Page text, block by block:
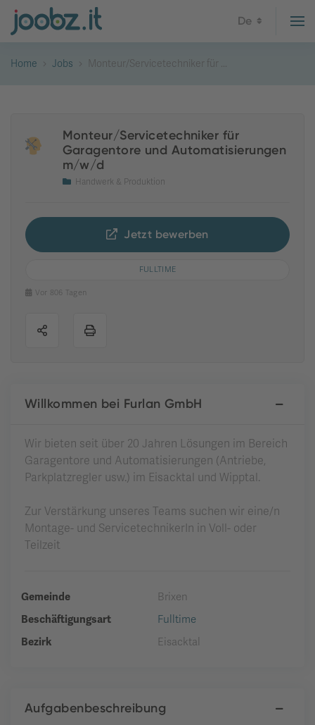
De
Home Jobs Monteur/Servicetechniker für ...
Monteur/Servicetechniker für
Garagentore und Automatisierungen
m/w/d
Handwerk & Produktion
Jetzt bewerben
FULLTIME
Vor 806 Tagen
Willkommen bei Furlan GmbH
Wir bieten seit über 20 Jahren Lösungen im Bereich
Garagentore und Automatisierungen (Antriebe,
Parkplatzregler usw.) im Eisacktal und Wipptal.
Zur Verstärkung unseres Teams suchen wir eine/n
Montage- und ServicetechnikerIn in Voll- oder
Teilzeit
Gemeinde
Brixen
Beschäftigungsart
Fulltime
Bezirk
Eisacktal
Aufgabenbeschreibung